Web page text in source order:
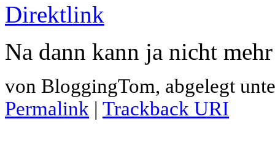
Direktlink
Na dann kann ja nicht
von BloggingTom, abgelegt
Permalink | Trackback URI